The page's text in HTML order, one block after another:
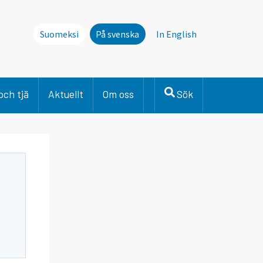
Suomeksi På svenska In English
tjä Aktuellt Om oss Sök